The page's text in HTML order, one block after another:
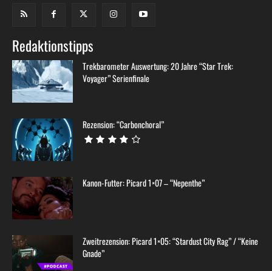
Redaktionstipps
Trekbarometer Auswertung: 20 Jahre “Star Trek:
Voyager” Serienfinale
Rezension: “Carbonchoral”
Kanon-Futter: Picard 1×07 – “Nepenthe”
Zweitrezension: Picard 1×05: “Stardust City Rag” / “Keine
Gnade”